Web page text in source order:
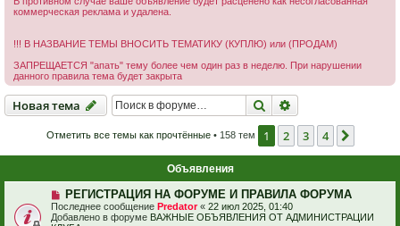
коммерческая реклама и удалена.
!!! В НАЗВАНИЕ ТЕМЫ ВНОСИТЬ ТЕМАТИКУ (КУПЛЮ) или (ПРОДАМ)
ЗАПРЕЩАЕТСЯ "апать" тему более чем один раз в неделю. При нарушении
данного правила тема будет закрыта
Новая тема
Новаятема Поиск
Отметить все темы как прочтённые• 158 тем 1 2 3 4
Объявления
РЕГИСТРАЦИЯ НА ФОРУМЕ И ПРАВИЛА ФОРУМА
Последнее сообщение Predator« 22 июл 2025, 01:40
Добавлено в форуме ВАЖНЫЕ ОБЪЯВЛЕНИЯ ОТ АДМИНИСТРАЦИИ